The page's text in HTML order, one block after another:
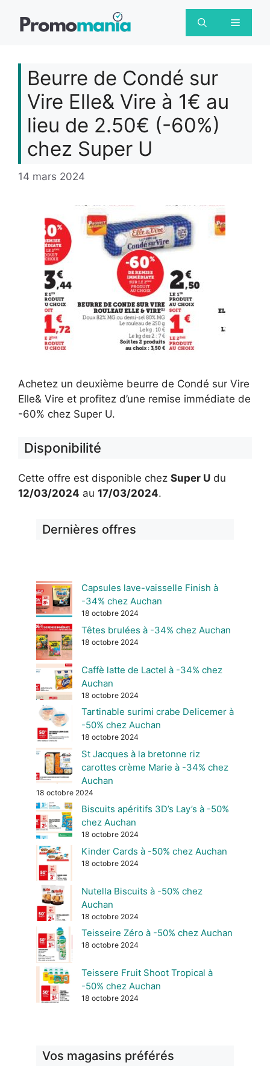
Menu
Beurre de Condé sur
Vire Elle& Vire à 1€ au
lieu de 2.50€ (-60%)
chez Super U
14 mars 2024
Achetez un deuxième beurre de Condé sur Vire
Elle& Vire et profitez d’une remise immédiate de
-60% chez Super U.
Disponibilité
Cette offre est disponible chez Super U du
12/03/2024 au 17/03/2024.
Dernières offres
Capsules lave-vaisselle Finish à
-34% chez Auchan
18 octobre 2024
Têtes brulées à -34% chez Auchan
18 octobre 2024
Caffè latte de Lactel à -34% chez
Auchan
18 octobre 2024
Tartinable surimi crabe Delicemer à
-50% chez Auchan
18 octobre 2024
St Jacques à la bretonne riz
carottes crème Marie à -34% chez
Auchan
18 octobre 2024
Biscuits apéritifs 3D’s Lay’s à -50%
chez Auchan
18 octobre 2024
Kinder Cards à -50% chez Auchan
18 octobre 2024
Nutella Biscuits à -50% chez
Auchan
18 octobre 2024
Teisseire Zéro à -50% chez Auchan
18 octobre 2024
Teissere Fruit Shoot Tropical à
-50% chez Auchan
18 octobre 2024
Vos magasins préférés